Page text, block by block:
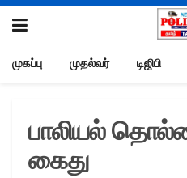
முகப்பு முதல்வர் டிஜிபி
பாலியல்
கைது